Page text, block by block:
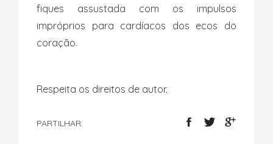
fiques assustada com os impulsos
impróprios para cardíacos dos ecos do
coração.
Respeita os direitos de autor.
PARTILHAR: